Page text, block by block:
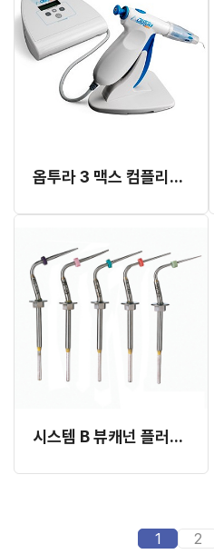
옵투라 3 맥스 컴플리트 시스템 (#823-800)
시스템 B 뷰캐넌 플러거 리필
1 2